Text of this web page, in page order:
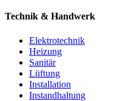
Technik & Handwerk
Elektrotechnik
Heizung
Sanitär
Lüftung
Installation
Instandhaltung